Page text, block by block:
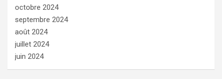
octobre 2024
septembre 2024
août 2024
juillet 2024
juin 2024